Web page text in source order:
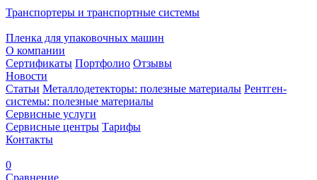
Транспортеры и транспортные системы
Пленка для упаковочных машин
О компании
Сертификаты Портфолио Отзывы
Новости
Статьи Металлодетекторы: полезные материалы Рентген-
системы: полезные материалы
Сервисные услуги
Сервисные центры Тарифы
Контакты
0
Сравнение